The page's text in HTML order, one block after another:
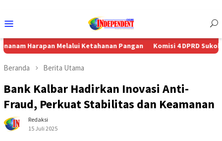
Mobile
Melalui Ketahanan Pangan Komisi 4 DPRD Sukoharjo
Beranda Berita Utama
Bank Kalbar Hadirkan Inovasi Anti-
Fraud, Perkuat Stabilitas dan Keamanan
Redaksi
15 Juli 2025